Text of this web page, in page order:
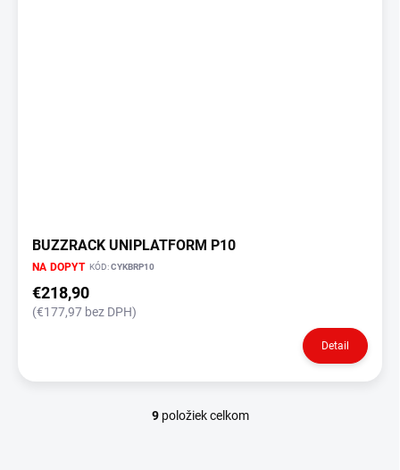
BUZZRACK UNIPLATFORM P10
NA DOPYT KÓD:CYKBRP10
€218,90
(€177,97 bez DPH)
Detail
O
9položiek celkom